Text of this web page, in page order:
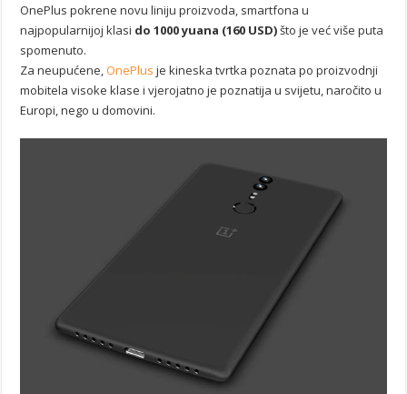
OnePlus pokrene novu liniju proizvoda, smartfona u
najpopularnijoj klasi do 1000 yuana (160 USD)što je već više puta
spomenuto.
Za neupućene,OnePlus je kineska tvrtka poznata po proizvodnji
mobitela visoke klase i vjerojatno je poznatija u svijetu, naročito u
Europi, nego u domovini.